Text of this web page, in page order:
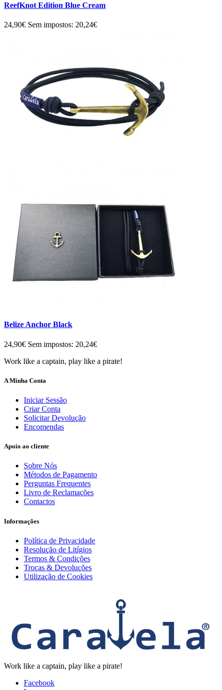
ReefKnot Edition Blue Cream
24,90€ Sem impostos: 20,24€
Belize Anchor Black
24,90€ Sem impostos: 20,24€
Work like a captain, play like a pirate!
A Minha Conta
Iniciar Sessão
Criar Conta
Solicitar Devolução
Encomendas
Apoio ao cliente
Sobre Nós
Métodos de Pagamento
Perguntas Frequentes
Livro de Reclamações
Contactos
Informações
Política de Privacidade
Resolução de Litígios
Termos & Condições
Trocas & Devoluções
Utilização de Cookies
Work like a captain, play like a pirate!
Facebook